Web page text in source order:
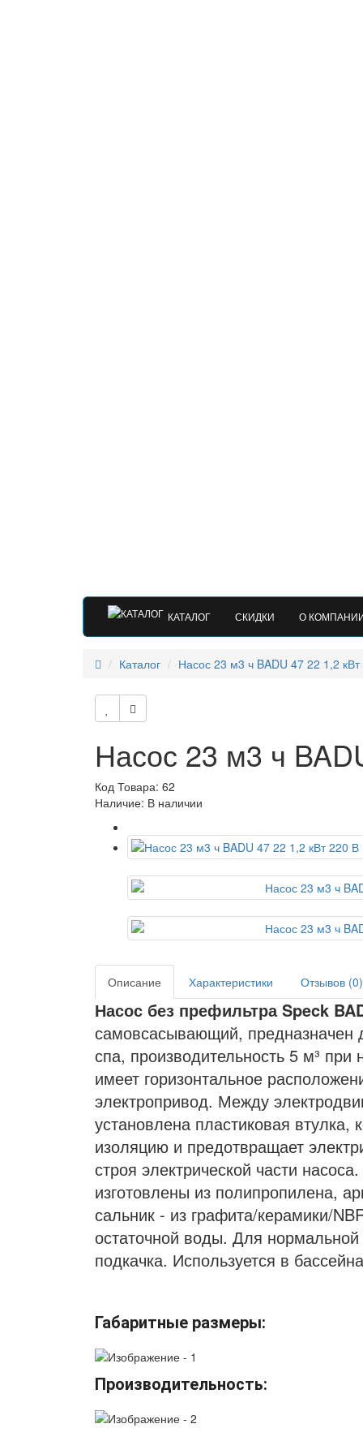
КАТАЛОГ СКИДКИ О
Каталог Насос 23 м3 ч BADU 47 22 1,2
Насос 23 м3 ч
Код Товара: 62
Наличие: В наличии
Описание Характеристики Отзывов (0)
Насос без префильтра Speck
самовсасывающий, предназначен
спа, производительность 5 м³
имеет горизонтальное
электропривод. Между
установлена пластиковая втулка,
изоляцию и предотвращает
строя электрической части
изготовлены из полипропилена,
сальник - из графита/керамики/
остаточной воды. Для нормальной
подкачка. Используется в
Габаритные размеры:
Производительность: